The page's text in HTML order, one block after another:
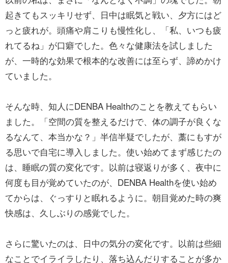
起きてもスッキリせず、日中は眠気と戦い、夕方にはど
っと疲れが。頭痛や肩こりも慢性化し、「私、いつも疲
れてるね」が口癖でした。色々な健康法を試しました
が、一時的な効果で根本的な改善には至らず、諦めかけ
ていました。
そんな時、知人にDENBA Healthのことを教えてもらい
ました。「空間の質を整えるだけで、体の調子が良くな
るなんて、本当かな？」半信半疑でしたが、藁にもすが
る思いで自宅に導入しました。使い始めてまず感じたの
は、睡眠の質の変化です。以前は寝返りが多く、夜中に
何度も目が覚めていたのが、DENBA Healthを使い始め
てからは、ぐっすりと眠れるように。朝目覚めた時の爽
快感は、久しぶりの感覚でした。
さらに驚いたのは、日中の気分の変化です。以前は些細
なことでイライラしたり、落ち込んだりすることが多か